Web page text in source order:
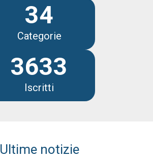
34
Categorie
3633
Iscritti
Ultime notizie